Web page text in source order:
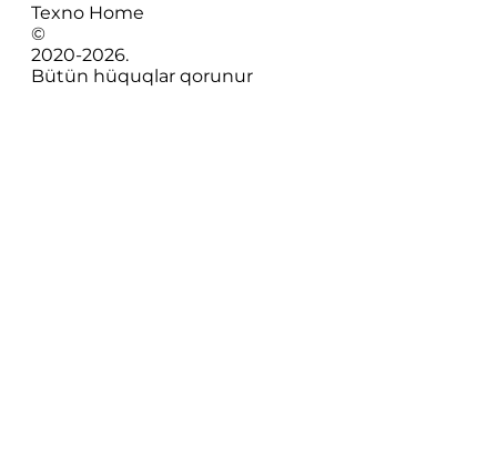
Texno Home
©
2020-2026.
Bütün hüquqlar qorunur